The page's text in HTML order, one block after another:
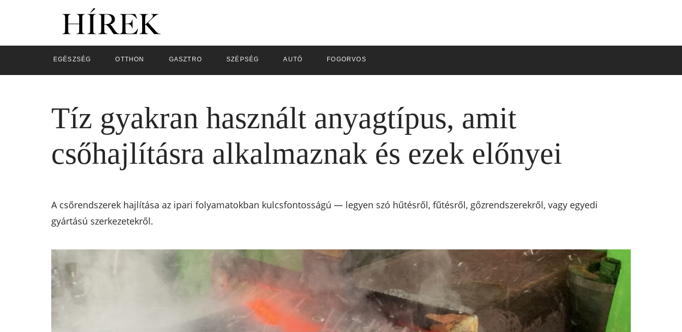
EGÉSZSÉG OTTHON GASZTRO SZÉPSÉG AUTÓ FOGORVOS
Tíz gyakran használt anyagtípus, amit
csőhajlításra alkalmaznak és ezek előnyei
A csőrendszerek hajlítása az ipari folyamatokban kulcsfontosságú — legyen szó hűtésről, fűtésről, gőzrendszerekről, vagy egyedi
gyártású szerkezetekről.